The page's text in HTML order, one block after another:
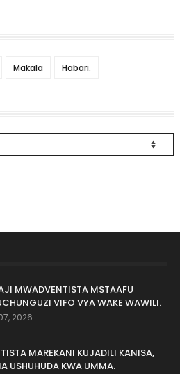
Makala Habari.
MWADVENTISTA MSTAAFU
VIFO VYA WAKE WAWILI.
2026
MAREKANI KUJADILI KANISA,
USHUHUDA KWA UMMA.